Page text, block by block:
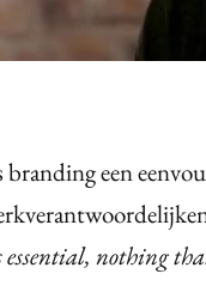
branding een
nothing